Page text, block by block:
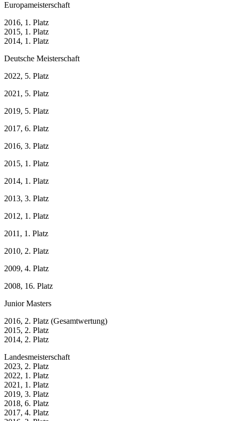
Europameisterschaft
2016, 1. Platz
2015, 1. Platz
2014, 1. Platz
Deutsche Meisterschaft
2022, 5. Platz
2021, 5. Platz
2019, 5. Platz
2017, 6. Platz
2016, 3. Platz
2015, 1. Platz
2014, 1. Platz
2013, 3. Platz
2012, 1. Platz
2011, 1. Platz
2010, 2. Platz
2009, 4. Platz
2008, 16. Platz
Junior Masters
2016, 2. Platz (Gesamtwertung)
2015, 2. Platz
2014, 2. Platz
Landesmeisterschaft
2023, 2. Platz
2022, 1. Platz
2021, 1. Platz
2019, 3. Platz
2018, 6. Platz
2017, 4. Platz